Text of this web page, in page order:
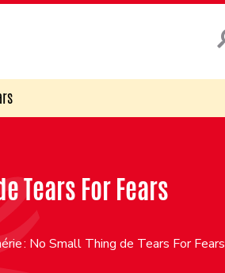
Tears For Fears
: No Small Thing de Tears For Fears